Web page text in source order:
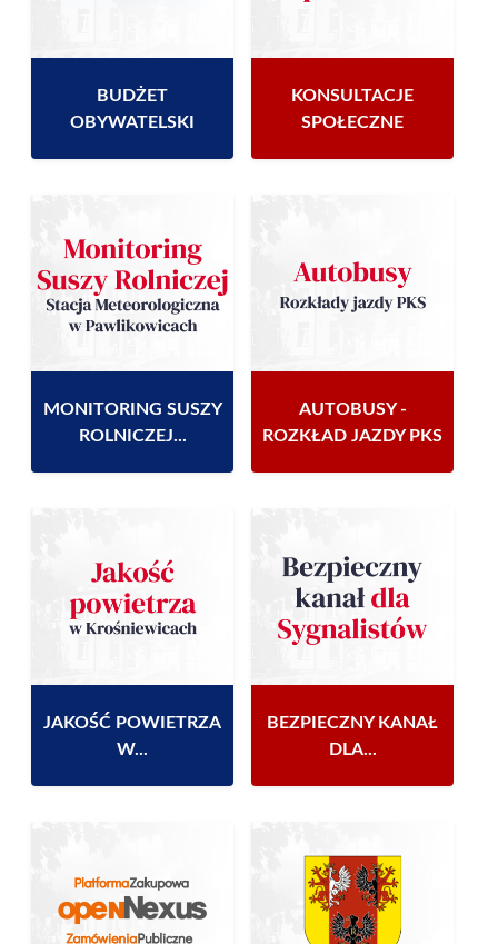
BUDŻET
OBYWATELSKI
KONSULTACJE
SPOŁECZNE
MONITORING SUSZY
ROLNICZEJ...
AUTOBUSY -
ROZKŁAD JAZDY PKS
JAKOŚĆ POWIETRZA
W...
BEZPIECZNY KANAŁ
DLA...